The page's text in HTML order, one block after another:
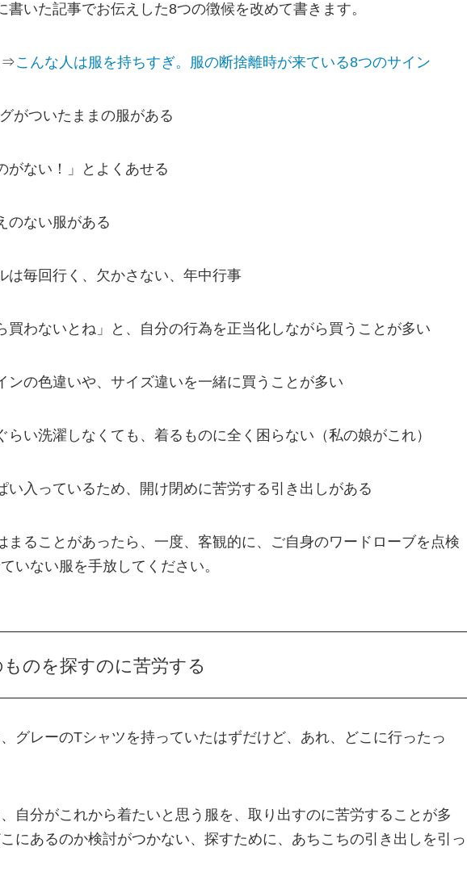
書いた記事でお伝えした8つの徴候を改めて書きます。
⇒こんな人は服を持ちすぎ。服の断捨離時が来ている8つのサイン
がついたままの服がある
がない！」とよくあせる
のない服がある
は毎回行く、欠かさない、年中行事
買わないとね」と、自分の行為を正当化しながら買うことが多い
ンの色違いや、サイズ違いを一緒に買うことが多い
らい洗濯しなくても、着るものに全く困らない（私の娘がこれ）
い入っているため、開け閉めに苦労する引き出しがある
まることがあったら、一度、客観的に、ご自身のワードローブを点検
いない服を手放してください。
のを探すのに苦労する
、グレーのTシャツを持っていたはずだけど、あれ、どこに行ったっ
自分がこれから着たいと思う服を、取り出すのに苦労することが多
にあるのか検討がつかない、探すために、あちこちの引き出しを引っ